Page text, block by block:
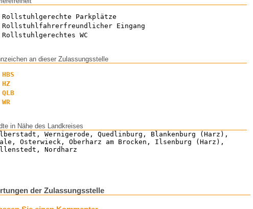
Rollstuhlgerechte Parkplätze
Rollstuhlfahrerfreundlicher Eingang
Rollstuhlgerechtes WC
an dieser Zulassungsstelle
HBS
HZ
QLB
WR
in Nähe des Landkreises
Wernigerode, Quedlinburg, Blankenburg (Harz),
Osterwieck, Oberharz am Brocken, Ilsenburg (Harz),
Nordharz
der Zulassungsstelle